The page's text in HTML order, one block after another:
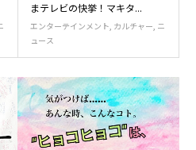
まテレビの快挙！マキタ...
エンターテインメント, カルチャー, ニ
ュース